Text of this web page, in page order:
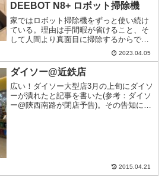
DEEBOT N8+ ロボット掃除機
家ではロボット掃除機をずっと使い続け
ている。理由は手間暇が省けること、そ
して人間より真面目に掃除するからであ
る。今回、ECOVACS(エコバックス)社の
DEEBOT N8+を追加購入したので記事
化。海外製品と互角の実力を持ち始めた
中国製品近...
2023.04.05
ダイソー@近鉄店
広い！ダイソー大型店3月の上旬にダイソ
ーが潰れたと記事を書いた(参考：ダイソ
ー@陝西南路が閉店予告)。その告知に書
2015.04.21